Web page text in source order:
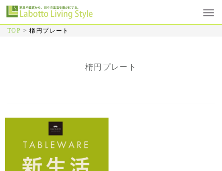
TOP >楕円プレート
楕円プレート